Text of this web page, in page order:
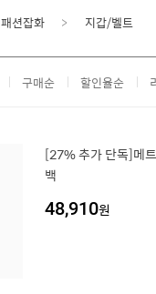
패션잡화 지갑/벨트
구매순 할인율순
[27% 추가 단독]메
백
48,910원